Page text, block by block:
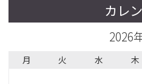
カレ
2026
月 火 水 木